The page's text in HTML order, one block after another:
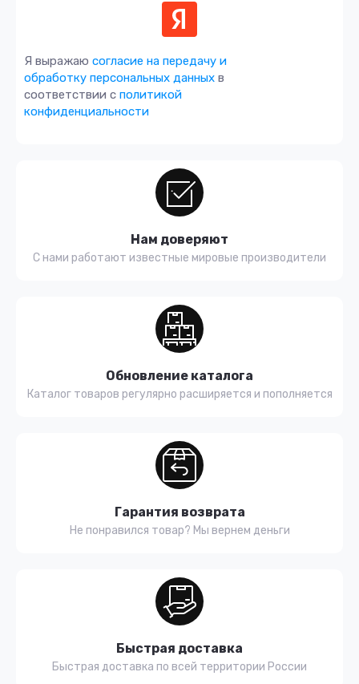
Я выражаю согласие на передачу и
обработку персональных данных в
соответствии с политикой
конфиденциальности
Нам доверяют
С нами работают известные мировые производители
Обновление каталога
Каталог товаров регулярно расширяется и пополняется
Гарантия возврата
Не понравился товар? Мы вернем деньги
Быстрая доставка
Быстрая доставка по всей территории России